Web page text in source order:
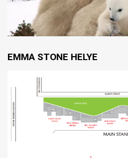
EMMA STONE HELYE